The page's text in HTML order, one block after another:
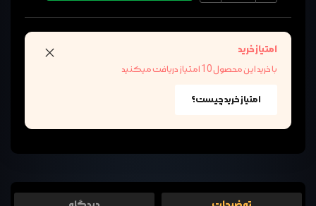
امتیاز خرید
با خرید این محصول 10 امتیاز دریافت میکنید
امتیاز خرید چیست؟